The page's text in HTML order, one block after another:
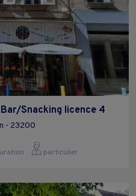
Snacking licence 4
- 23200
particulier